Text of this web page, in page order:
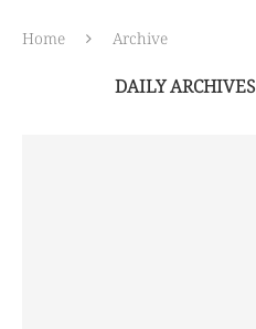
Home Archive
DAILY ARCHIVES